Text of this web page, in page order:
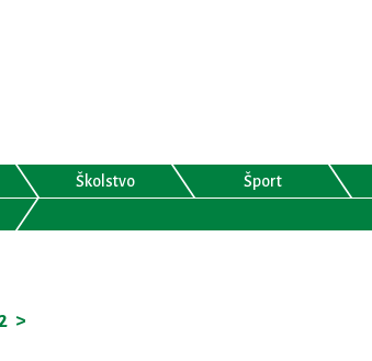
Školstvo Šport
>